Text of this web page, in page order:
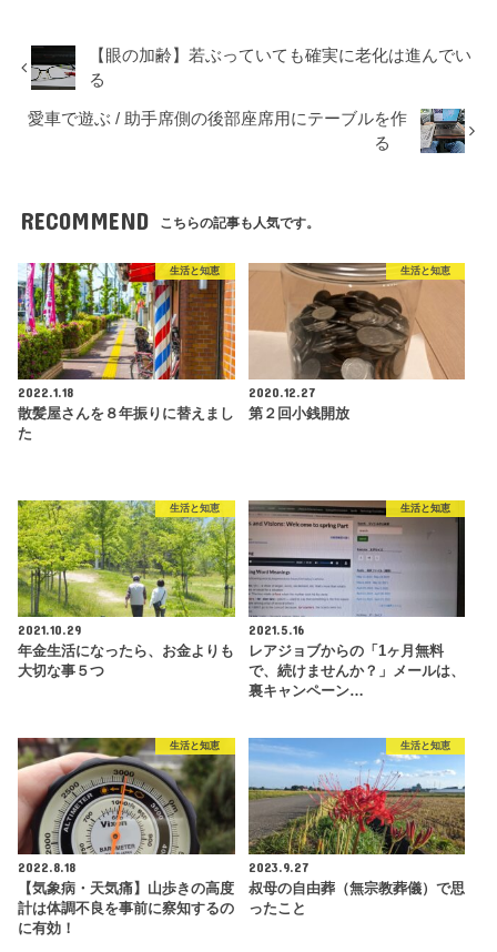
【眼の加齢】若ぶっていても確実に老化は進んでい
る
愛車で遊ぶ / 助手席側の後部座席用にテーブルを作
る
RECOMMEND こちらの記事も人気です。
生活と知恵
2022.1.18
散髪屋さんを８年振りに替えまし
た
生活と知恵
2020.12.27
第２回小銭開放
生活と知恵
2021.10.29
年金生活になったら、お金よりも
大切な事５つ
生活と知恵
2021.5.16
レアジョブからの「1ヶ月無料
で、続けませんか？」メールは、
裏キャンペーン…
生活と知恵
2022.8.18
【気象病・天気痛】山歩きの高度
計は体調不良を事前に察知するの
に有効！
生活と知恵
2023.9.27
叔母の自由葬（無宗教葬儀）で思
ったこと